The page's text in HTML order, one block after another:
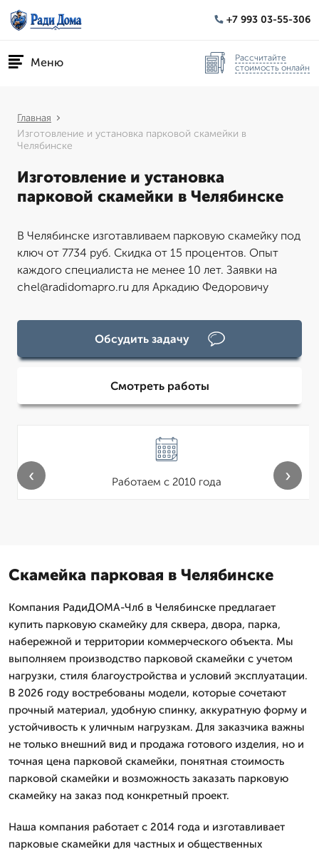
+7 993 03-55-306
Меню
Рассчитайте
стоимость онлайн
Главная
Изготовление и установка парковой скамейки в
Челябинске
Изготовление и установка
парковой скамейки в Челябинске
В Челябинске изготавливаем парковую скамейку под
ключ от 7734 руб. Скидка от 15 процентов. Опыт
каждого специалиста не менее 10 лет. Заявки на
chel@radidomapro.ru для Аркадию Федоровичу
Обсудить задачу
Смотреть работы
Работаем с 2010 года
‹ ›
Скамейка парковая в Челябинске
Компания РадиДОМА-Члб в Челябинске предлагает
купить парковую скамейку для сквера, двора, парка,
набережной и территории коммерческого объекта. Мы
выполняем производство парковой скамейки с учетом
нагрузки, стиля благоустройства и условий эксплуатации.
В 2026 году востребованы модели, которые сочетают
прочный материал, удобную спинку, аккуратную форму и
устойчивость к уличным нагрузкам. Для заказчика важны
не только внешний вид и продажа готового изделия, но и
точная цена парковой скамейки, понятная стоимость
парковой скамейки и возможность заказать парковую
скамейку на заказ под конкретный проект.
Наша компания работает с 2014 года и изготавливает
парковые скамейки для частных и общественных